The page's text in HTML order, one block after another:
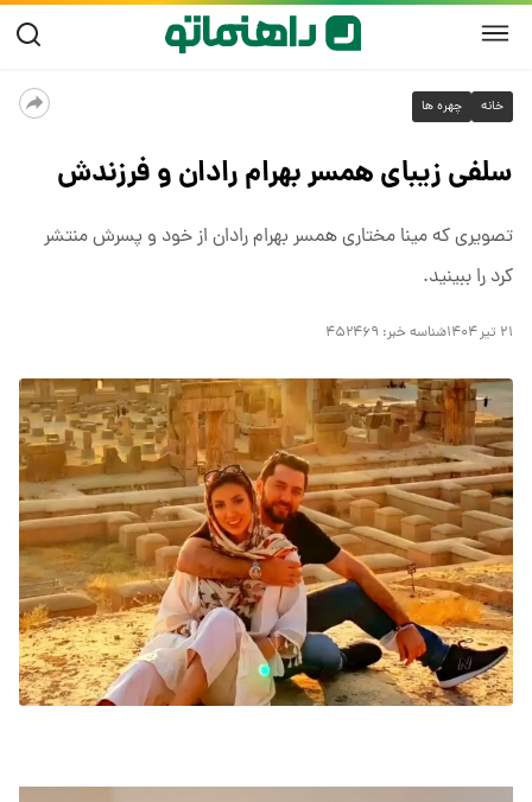
خانه چهره ها
سلفی زیبای همسر بهرام رادان و فرزندش
تصویری که مینا مختاری همسر بهرام رادان از خود و پسرش منتشر
کرد را ببینید.
۲۱ تیر ۱۴۰۴ شناسه خبر: ۴۵۲۴۶۹